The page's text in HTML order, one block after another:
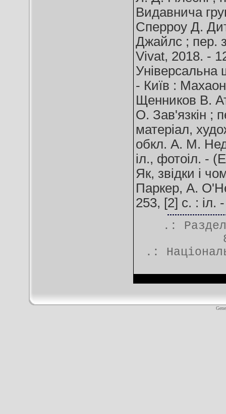
Видавнича
Сперроу Д.
Джайлс ; пер.
Vivat, 2018. -
Універсальна
- Київ :
Щенников В.
О. Зав'язкін ;
матеріал,
обкл. А. М.
іл., фотоіл. -
Як, звідки і
Паркер, А.
253, [2] c. : іл.
.:
.: